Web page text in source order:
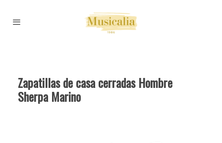
Zapatillas de casa cerradas Hombre
Sherpa Marino